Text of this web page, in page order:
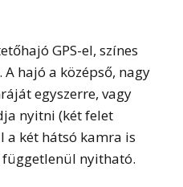
GPS-el, színes
hajó a középső, nagy
egyszerre, vagy
nyitni (két felet
a két hátsó kamra is
nyitható.